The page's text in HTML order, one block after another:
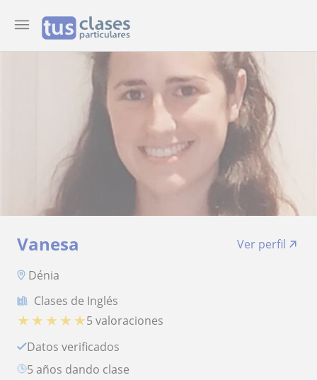
Vanesa
Ver perfil
Dénia
Clases de Inglés
★ ★ ★ ★ ★5 valoraciones
Datos verificados
5 años dando clase